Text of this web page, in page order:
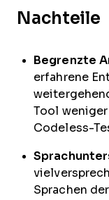
Nachteile
Begrenzte
erfahrene
Tool
Codeless-
Sprachen